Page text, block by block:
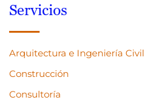
Servicios
Arquitectura e Ingeniería Civil
Construcción
Consultoría